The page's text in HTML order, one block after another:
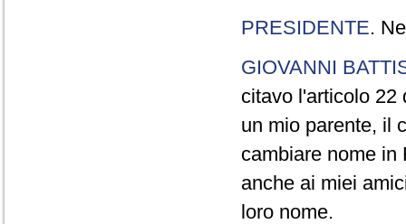
PRESIDENTE.
GIOVANNI
citavo l'articolo 22
un mio parente, il
cambiare nome in
anche ai miei
loro nome.